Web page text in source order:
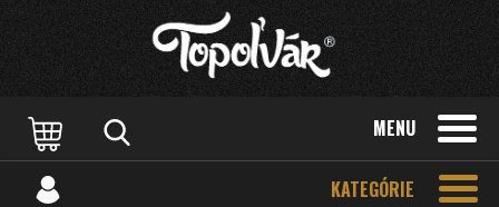
MENU
KATEGÓRIE